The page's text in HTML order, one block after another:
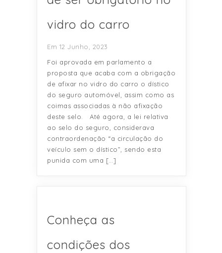
vidro do carro
Em 12 Junho, 2023
Foi aprovada em parlamento a
proposta que acaba com a obrigação
de afixar no vidro do carro o dístico
do seguro automóvel, assim como as
coimas associadas à não afixação
deste selo. Até agora, a lei relativa
ao selo do seguro, considerava
contraordenação “a circulação do
veículo sem o dístico”, sendo esta
punida com uma […]
Conheça as
condições dos